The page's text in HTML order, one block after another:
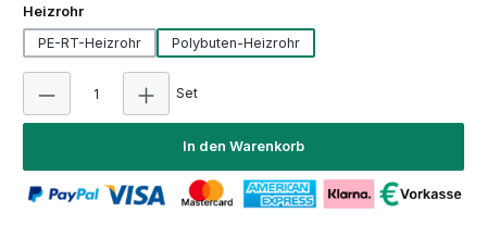
Heizrohrauswählen
PE-RT-Heizrohr
Polybuten-Heizrohr
Set
In den Warenkorb